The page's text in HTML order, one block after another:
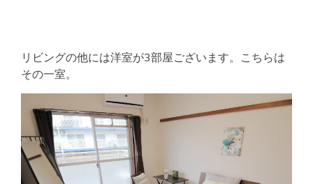
リビングの他には洋室が3部屋ございます。こちらは
その一室。